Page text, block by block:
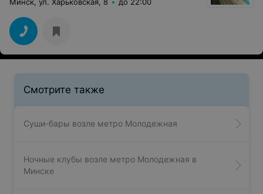
Минск, ул. Харьковская, 8 до 22:00
Смотрите также
Суши-бары возле метро Молодежная
Ночные клубы возле метро Молодежная в
Минске